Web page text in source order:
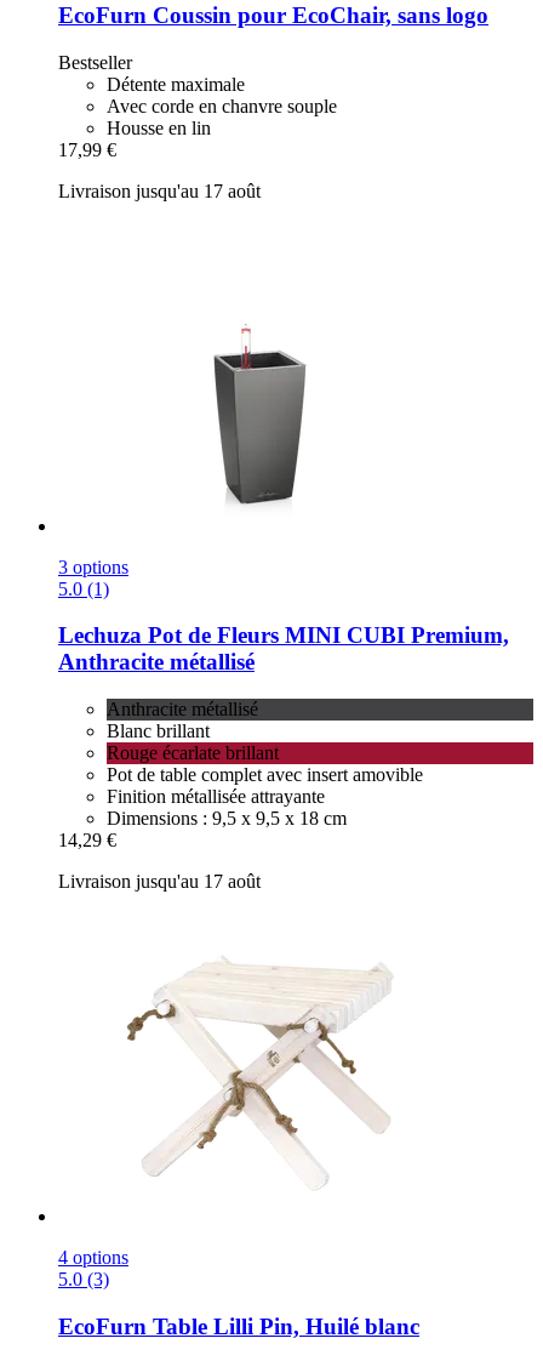
EcoFurn Coussin pour EcoChair, sans logo
Bestseller
Détente maximale
Avec corde en chanvre souple
Housse en lin
17,99 €
Livraison jusqu'au 17 août
3 options
5.0 (1)
Lechuza Pot de Fleurs MINI CUBI Premium,
Anthracite métallisé
Anthracite métallisé
Blanc brillant
Rouge écarlate brillant
Pot de table complet avec insert amovible
Finition métallisée attrayante
Dimensions : 9,5 x 9,5 x 18 cm
14,29 €
Livraison jusqu'au 17 août
4 options
5.0 (3)
EcoFurn Table Lilli Pin, Huilé blanc